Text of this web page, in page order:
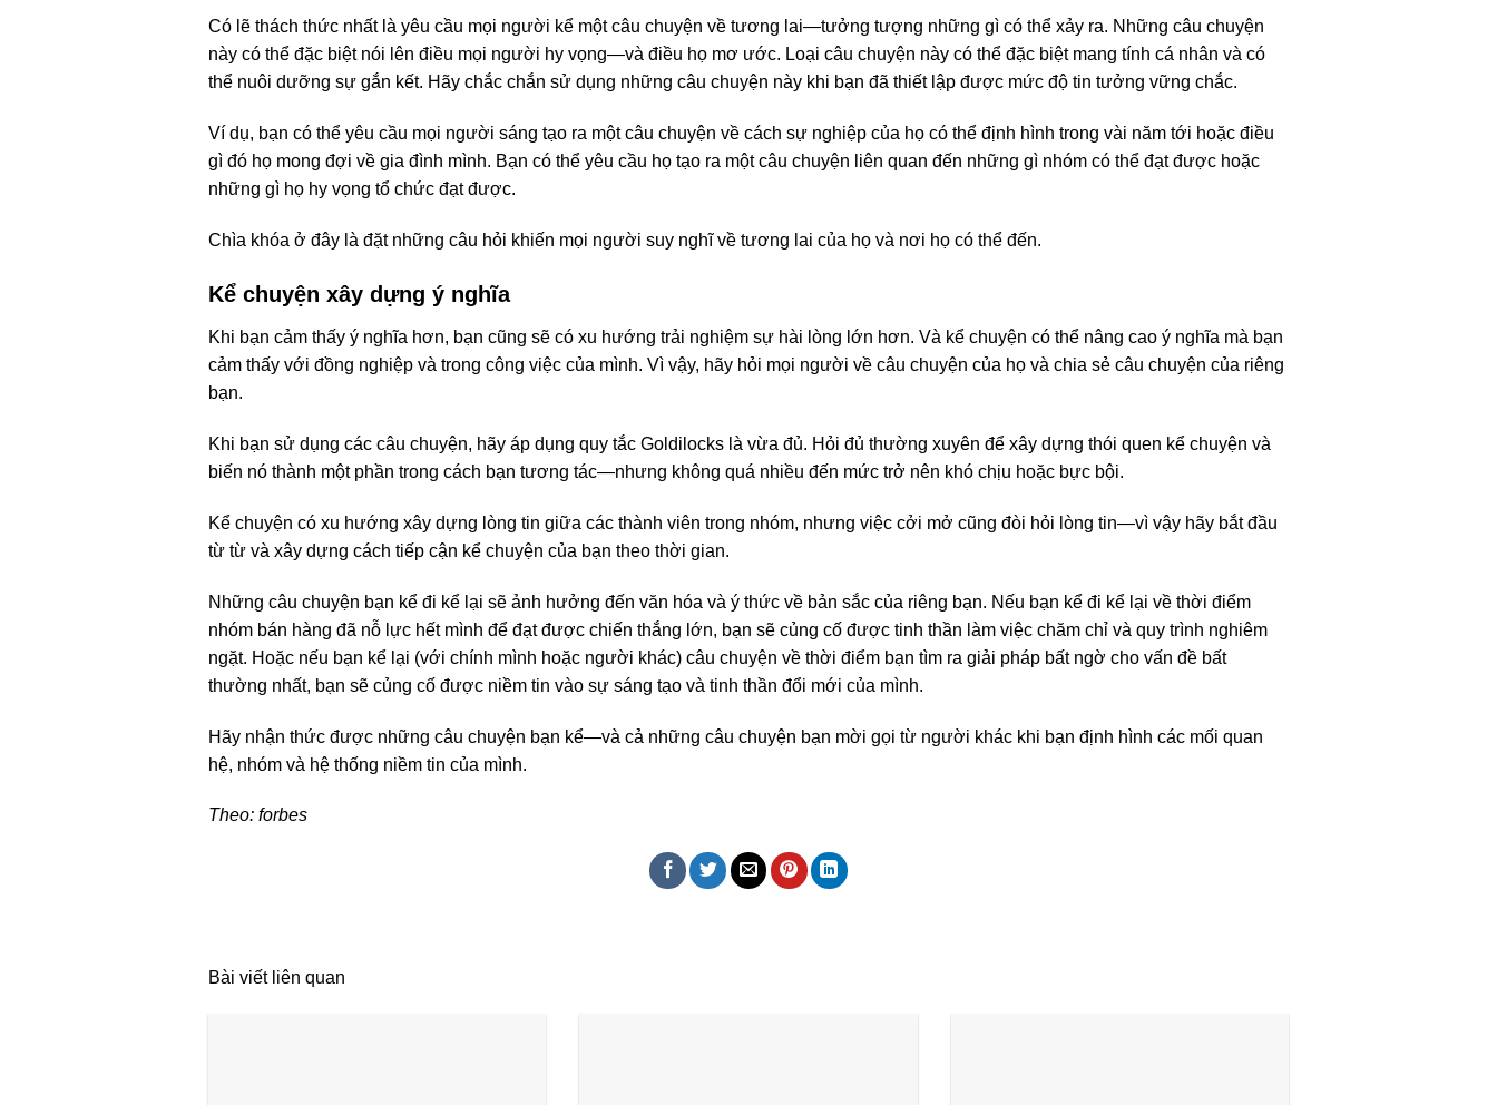
Có lẽ thách thức nhất là yêu cầu mọi người kể một câu chuyện về tương lai—tưởng tượng những gì có thể xảy ra. Những câu chuyện
này có thể đặc biệt nói lên điều mọi người hy vọng—và điều họ mơ ước. Loại câu chuyện này có thể đặc biệt mang tính cá nhân và có
thể nuôi dưỡng sự gắn kết. Hãy chắc chắn sử dụng những câu chuyện này khi bạn đã thiết lập được mức độ tin tưởng vững chắc.
Ví dụ, bạn có thể yêu cầu mọi người sáng tạo ra một câu chuyện về cách sự nghiệp của họ có thể định hình trong vài năm tới hoặc điều
gì đó họ mong đợi về gia đình mình. Bạn có thể yêu cầu họ tạo ra một câu chuyện liên quan đến những gì nhóm có thể đạt được hoặc
những gì họ hy vọng tổ chức đạt được.
Chìa khóa ở đây là đặt những câu hỏi khiến mọi người suy nghĩ về tương lai của họ và nơi họ có thể đến.
Kể chuyện xây dựng ý nghĩa
Khi bạn cảm thấy ý nghĩa hơn, bạn cũng sẽ có xu hướng trải nghiệm sự hài lòng lớn hơn. Và kể chuyện có thể nâng cao ý nghĩa mà bạn
cảm thấy với đồng nghiệp và trong công việc của mình. Vì vậy, hãy hỏi mọi người về câu chuyện của họ và chia sẻ câu chuyện của riêng
bạn.
Khi bạn sử dụng các câu chuyện, hãy áp dụng quy tắc Goldilocks là vừa đủ. Hỏi đủ thường xuyên để xây dựng thói quen kể chuyện và
biến nó thành một phần trong cách bạn tương tác—nhưng không quá nhiều đến mức trở nên khó chịu hoặc bực bội.
Kể chuyện có xu hướng xây dựng lòng tin giữa các thành viên trong nhóm, nhưng việc cởi mở cũng đòi hỏi lòng tin—vì vậy hãy bắt đầu
từ từ và xây dựng cách tiếp cận kể chuyện của bạn theo thời gian.
Những câu chuyện bạn kể đi kể lại sẽ ảnh hưởng đến văn hóa và ý thức về bản sắc của riêng bạn. Nếu bạn kể đi kể lại về thời điểm
nhóm bán hàng đã nỗ lực hết mình để đạt được chiến thắng lớn, bạn sẽ củng cố được tinh thần làm việc chăm chỉ và quy trình nghiêm
ngặt. Hoặc nếu bạn kể lại (với chính mình hoặc người khác) câu chuyện về thời điểm bạn tìm ra giải pháp bất ngờ cho vấn đề bất
thường nhất, bạn sẽ củng cố được niềm tin vào sự sáng tạo và tinh thần đổi mới của mình.
Hãy nhận thức được những câu chuyện bạn kể—và cả những câu chuyện bạn mời gọi từ người khác khi bạn định hình các mối quan
hệ, nhóm và hệ thống niềm tin của mình.
Theo: forbes
Bài viết liên quan